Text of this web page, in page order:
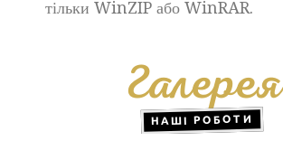
тільки WinZIP або WinRAR.
Галерея
НАШІ РОБОТИ